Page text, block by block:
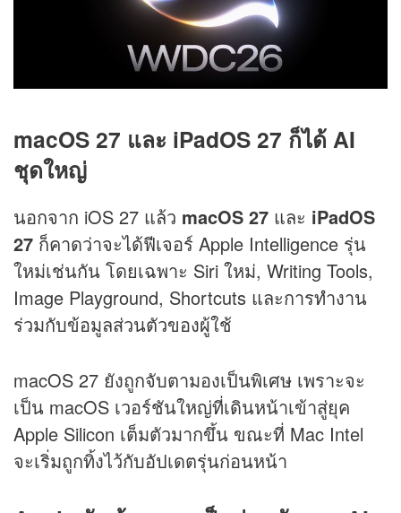
macOS 27 และ iPadOS 27 ก็ได้ AI
ชุดใหญ่
นอกจาก iOS 27 แล้ว macOS 27 และ iPadOS
27 ก็คาดว่าจะได้ฟีเจอร์ Apple Intelligence รุ่น
ใหม่เช่นกัน โดยเฉพาะ Siri ใหม่, Writing Tools,
Image Playground, Shortcuts และการทำงาน
ร่วมกับข้อมูลส่วนตัวของผู้ใช้
macOS 27 ยังถูกจับตามองเป็นพิเศษ เพราะจะ
เป็น macOS เวอร์ชันใหญ่ที่เดินหน้าเข้าสู่ยุค
Apple Silicon เต็มตัวมากขึ้น ขณะที่ Mac Intel
จะเริ่มถูกทิ้งไว้กับอัปเดตรุ่นก่อนหน้า